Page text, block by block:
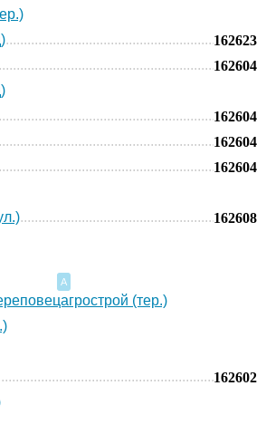
162623
162604
162604
162604
162604
162608
А
(тер.)
162602